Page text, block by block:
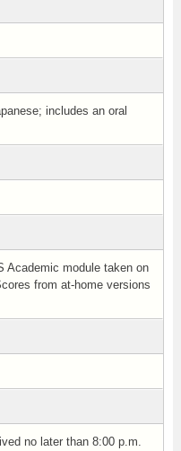
includes an oral
Academic module taken on
from at-home versions
no later than 8:00 p.m.